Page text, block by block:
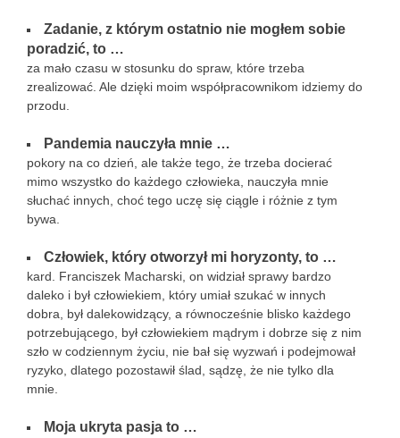
Zadanie, z którym ostatnio nie mogłem sobie
poradzić, to …
za mało czasu w stosunku do spraw, które trzeba
zrealizować. Ale dzięki moim współpracownikom idziemy do
przodu.
Pandemia nauczyła mnie …
pokory na co dzień, ale także tego, że trzeba docierać
mimo wszystko do każdego człowieka, nauczyła mnie
słuchać innych, choć tego uczę się ciągle i różnie z tym
bywa.
Człowiek, który otworzył mi horyzonty, to …
kard. Franciszek Macharski, on widział sprawy bardzo
daleko i był człowiekiem, który umiał szukać w innych
dobra, był dalekowidzący, a równocześnie blisko każdego
potrzebującego, był człowiekiem mądrym i dobrze się z nim
szło w codziennym życiu, nie bał się wyzwań i podejmował
ryzyko, dlatego pozostawił ślad, sądzę, że nie tylko dla
mnie.
Moja ukryta pasja to …